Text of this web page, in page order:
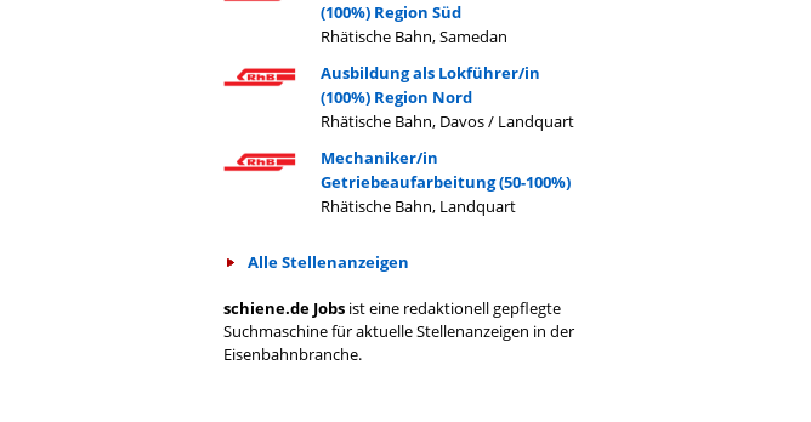
(100%) Region Süd
Rhätische Bahn, Samedan
Ausbildung als Lokführer/in
(100%) Region Nord
Rhätische Bahn, Davos / Landquart
Mechaniker/in
Getriebeaufarbeitung (50-100%)
Rhätische Bahn, Landquart
Alle Stellenanzeigen
schiene.de Jobs ist eine redaktionell gepflegte
Suchmaschine für aktuelle Stellenanzeigen in der
Eisenbahnbranche.